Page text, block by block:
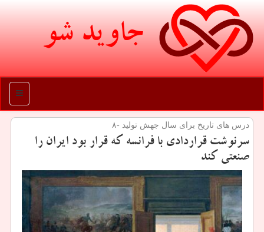
جاوید شو
منو
درس های تاریخ برای سال جهش تولید -۸
سرنوشت قراردادی با فرانسه كه قرار بود ایران را
صنعتی كند